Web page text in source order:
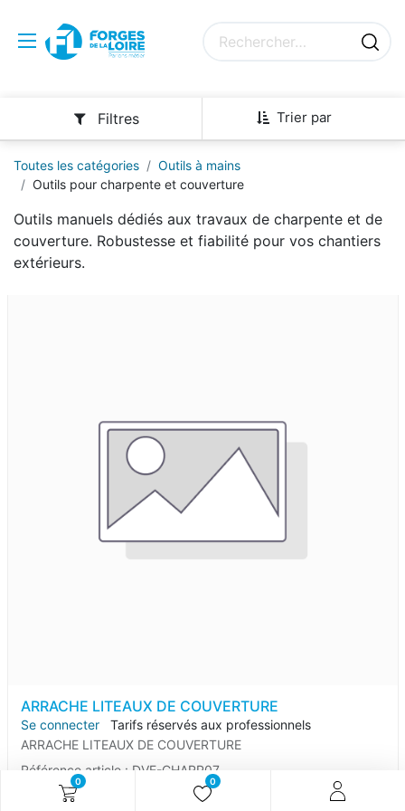
0 0
Trier par
Filtres
Toutes les catégories
Outils à mains
Outils pour charpente et couverture
Outils manuels dédiés aux travaux de charpente et de
couverture. Robustesse et fiabilité pour vos chantiers
extérieurs.
ARRACHE LITEAUX DE COUVERTURE
Se connecter
Tarifs réservés aux professionnels
ARRACHE LITEAUX DE COUVERTURE
Référence article : DVE-CHARP07